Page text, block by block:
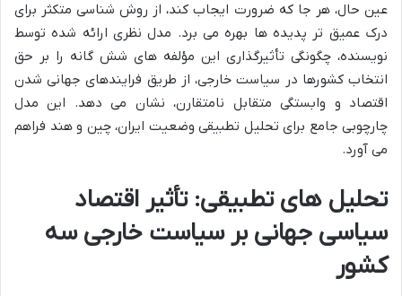
عین حال، هر جا که ضرورت ایجاب کند، از روش شناسی متکثر برای
درک عمیق تر پدیده ها بهره می برد. مدل نظری ارائه شده توسط
نویسنده، چگونگی تأثیرگذاری این مؤلفه های شش گانه را بر حق
انتخاب کشورها در سیاست خارجی، از طریق فرایندهای جهانی شدن
اقتصاد و وابستگی متقابل نامتقارن، نشان می دهد. این مدل
چارچوبی جامع برای تحلیل تطبیقی وضعیت ایران، چین و هند فراهم
می آورد.
تحلیل های تطبیقی: تأثیر اقتصاد
سیاسی جهانی بر سیاست خارجی سه
کشور